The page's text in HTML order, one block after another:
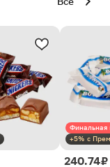
Финальная
+5% с
240.74 ₽